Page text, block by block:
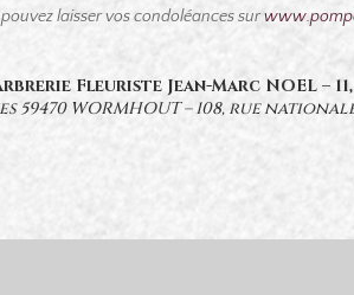
pouvez laisser vos condoléances sur
Fleuriste Jean-Marc NOEL –
59470 WORMHOUT – 108, rue nationale